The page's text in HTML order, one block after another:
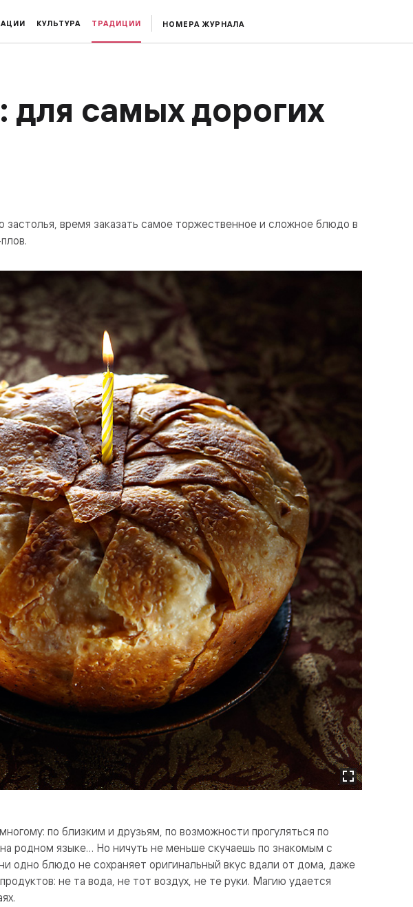
КУЛЬТУРА ТРАДИЦИИ НОМЕРА ЖУРНАЛА
для самых дорогих
застолья, время заказать самое торжественное и сложное блюдо в
по близким и друзьям, по возможности прогуляться по
родном языке… Но ничуть не меньше скучаешь по знакомым с
одно блюдо не сохраняет оригинальный вкус вдали от дома, даже
не та вода, не тот воздух, не те руки. Магию удается